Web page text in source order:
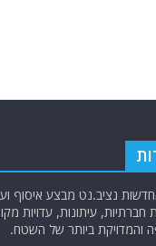
נציב.נט מבצע איסוף
חברתיות, עיתונות, עדויות
והמדויקת ביותר של השטח.